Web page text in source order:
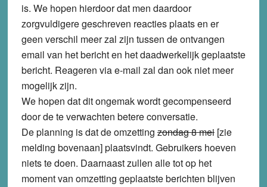
is. We hopen hierdoor dat men daardoor
zorgvuldigere geschreven reacties plaats en er
geen verschil meer zal zijn tussen de ontvangen
email van het bericht en het daadwerkelijk geplaatste
bericht. Reageren via e-mail zal dan ook niet meer
mogelijk zijn.
We hopen dat dit ongemak wordt gecompenseerd
door de te verwachten betere conversatie.
De planning is dat de omzettingzondag 8 mei[zie
melding bovenaan] plaatsvindt. Gebruikers hoeven
niets te doen. Daarnaast zullen alle tot op het
moment van omzetting geplaatste berichten blijven